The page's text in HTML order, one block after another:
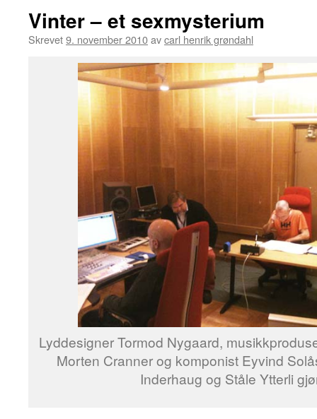
Vinter – et sexmysterium
Skrevet9. november 2010avcarl henrik grøndahl
Lyddesigner Tormod Nygaard,
Morten Cranner og komponist Eyvind
Inderhaug og Ståle Ytterli